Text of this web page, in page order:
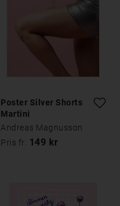
Poster Silver Shorts
Martini
Andreas Magnusson
Pris fr. 149 kr